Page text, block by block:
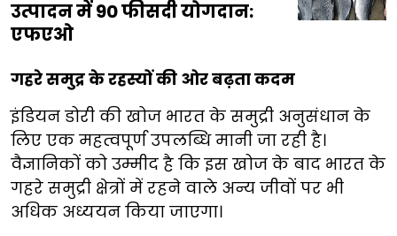
उत्पादन में 90 फीसदी योगदान:
एफएओ
गहरे समुद्र के रहस्यों की ओर बढ़ता कदम
इंडियन डोरी की खोज भारत के समुद्री अनुसंधान के
लिए एक महत्वपूर्ण उपलब्धि मानी जा रही है।
वैज्ञानिकों को उम्मीद है कि इस खोज के बाद भारत के
गहरे समुद्री क्षेत्रों में रहने वाले अन्य जीवों पर भी
अधिक अध्ययन किया जाएगा।